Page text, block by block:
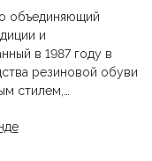
объединяющий
и
в 1987 году в
резиновой обуви
стилем,